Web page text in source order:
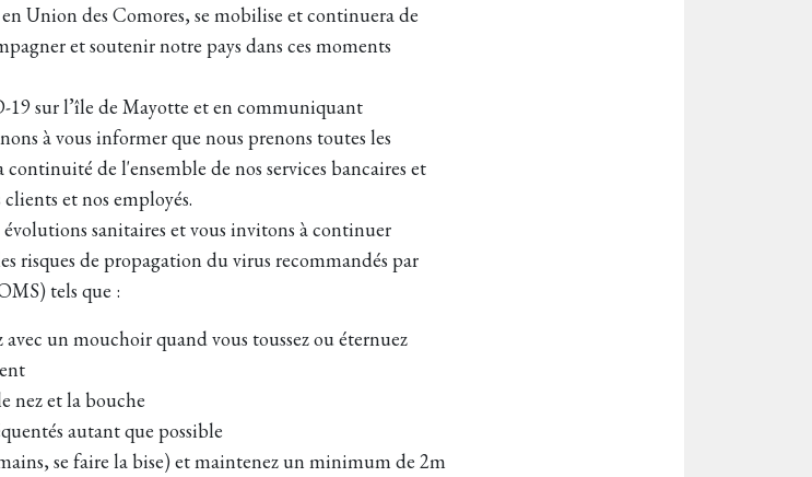
Union des Comores, se mobilise et continuera de
et soutenir notre pays dans ces moments
19 sur l’île de Mayotte et en communiquant
à vous informer que nous prenons toutes les
continuité de l'ensemble de nos services bancaires et
et nos employés.
évolutions sanitaires et vous invitons à continuer
risques de propagation du virus recommandés par
tels que :
un mouchoir quand vous toussez ou éternuez
nez et la bouche
autant que possible
se faire la bise) et maintenez un minimum de 2m